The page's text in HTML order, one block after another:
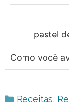
pastel
Como você
Categorias
Receitas,